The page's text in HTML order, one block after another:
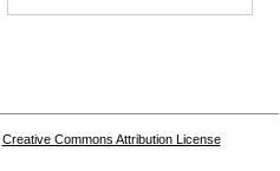
Creative Commons Attribution License